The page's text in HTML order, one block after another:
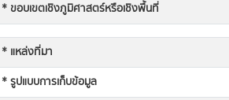
* ขอบเขตเชิงภูมิศาสตร์หรือเชิงพื้นที่
* แหล่งที่มา
* รูปแบบการเก็บข้อมูล